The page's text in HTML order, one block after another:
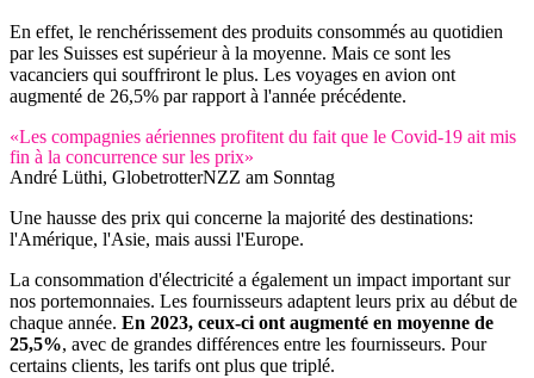
En effet, le renchérissement des produits consommés au quotidien
par les Suisses est supérieur à la moyenne. Mais ce sont les
vacanciers qui souffriront le plus. Les voyages en avion ont
augmenté de 26,5% par rapport à l'année précédente.
«Les compagnies aériennes profitent du fait que le Covid-19 ait mis
fin à la concurrence sur les prix»
André Lüthi, GlobetrotterNZZ am Sonntag
Une hausse des prix qui concerne la majorité des destinations:
l'Amérique, l'Asie, mais aussi l'Europe.
La consommation d'électricité a également un impact important sur
nos portemonnaies. Les fournisseurs adaptent leurs prix au début de
chaque année. En 2023, ceux-ci ont augmenté en moyenne de
25,5%, avec de grandes différences entre les fournisseurs. Pour
certains clients, les tarifs ont plus que triplé.